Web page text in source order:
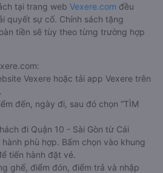
tại trang web Vexere.com đều
quyết sự cố. Chính sách tặng
tiền sẽ tùy theo từng trường hợp
Vexere hoặc tải app Vexere trên
đến, ngày đi, sau đó chọn “TÌM
đi Quận 10 - Sài Gòn từ Cái
phù hợp. Bấm chọn vào khung
tiến hành đặt vé.
ghế, điểm đón, điểm trả và nhập